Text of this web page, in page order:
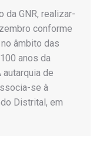
da GNR, realizar-
conforme
âmbito das
anos da
de
se à
Distrital, em